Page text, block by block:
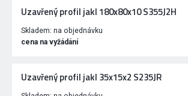
Uzavřený profil jakl 180x80x10 S355J2H
Skladem: na objednávku
cena na vyžádání
Uzavřený profil jakl 35x15x2 S235JR